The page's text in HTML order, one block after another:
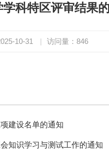
科特区评审结果
10-31 | 访问量： 846
建设名单的通知
知识学习与测试工作的通知